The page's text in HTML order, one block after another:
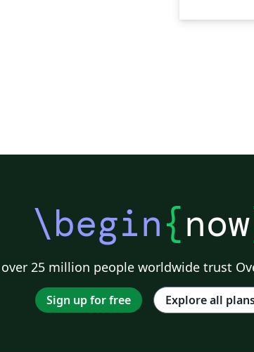
\begin{now
25 million people worldwide trust
Sign up for free Explore all